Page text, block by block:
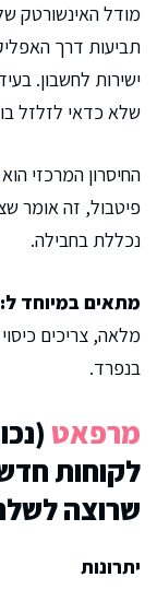
מודל האינשורטק
תביעות דרך
ישירות לחשבון.
שלא כדאי לזלזל
החיסרון המרכזי
פיטבול, זה אומר
נכללת בחבילה.
מתאים במיוחד ל:
מלאה, צריכים
בנפרד.
מרפאט
לקוחות
שרוצה
יתרונות